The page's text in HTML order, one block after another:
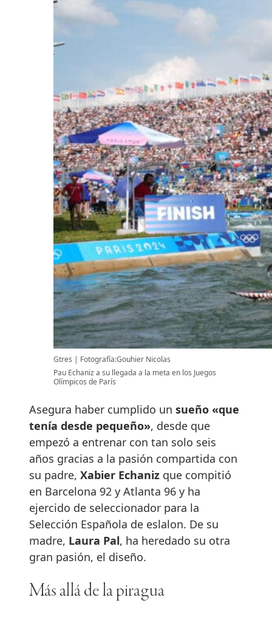
Gtres
Fotografía:Gouhier Nicolas
Pau Echaniz a su llegada a la meta en los Juegos
Olímpicos de París
Asegura haber cumplido un sueño «que
tenía desde pequeño», desde que
empezó a entrenar con tan solo seis
años gracias a la pasión compartida con
su padre, Xabier Echaniz que compitió
en Barcelona 92 y Atlanta 96 y ha
ejercido de seleccionador para la
Selección Española de eslalon. De su
madre, Laura Pal, ha heredado su otra
gran pasión, el diseño.
Más allá de la piragua